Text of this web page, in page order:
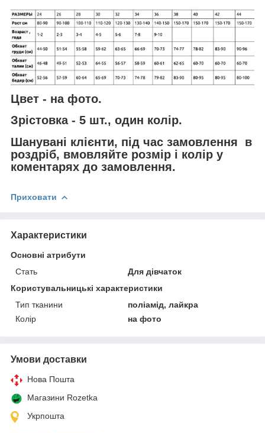
Цвет - на фото.
Зрістовка - 5 шт., один колір.
Шанувані клієнти, під час замовлення в
роздріб, вмовляйте розмір і колір у
коментарях до замовлення.
Приховати
Характеристики
Основні атрибути
Стать
Для дівчаток
Користувальницькі характеристики
Тип тканини
поліамід, лайкра
Колір
на фото
Умови доставки
Нова Пошта
Магазини Rozetka
Укрпошта